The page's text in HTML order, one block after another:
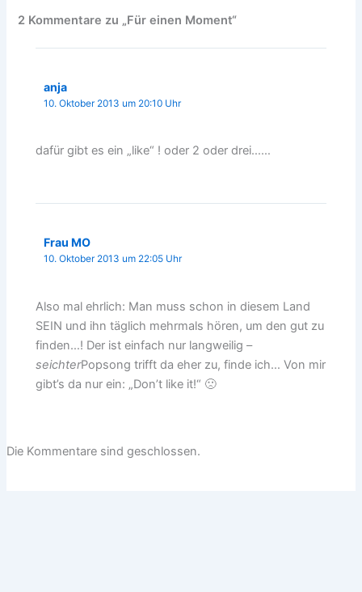
2 Kommentare zu „Für einen Moment“
anja
10. Oktober 2013 um 20:10 Uhr
dafür gibt es ein „like“ ! oder 2 oder drei……
Frau MO
10. Oktober 2013 um 22:05 Uhr
Also mal ehrlich: Man muss schon in diesem Land
SEIN und ihn täglich mehrmals hören, um den gut zu
finden…! Der ist einfach nur langweilig –
seichterPopsong trifft da eher zu, finde ich… Von mir
gibt’s da nur ein: „Don’t like it!“ 🙁
Die Kommentare sind geschlossen.